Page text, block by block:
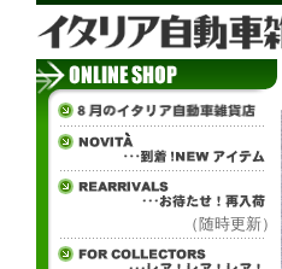
（随時更新）